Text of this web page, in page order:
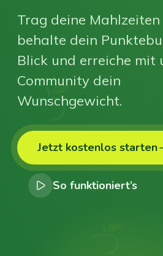
Trag deine Mahlzeiten
behalte dein
Blick und erreiche mit
Community dein
Wunschgewicht.
Jetzt kostenlos starten
So funktioniert’s